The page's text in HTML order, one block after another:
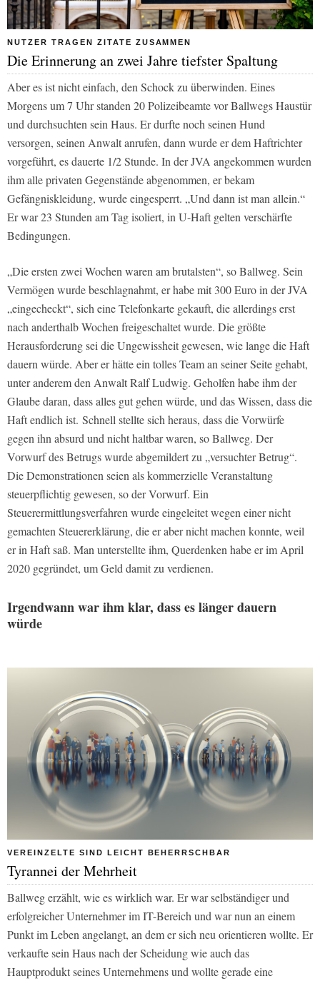
NUTZER TRAGEN ZITATE ZUSAMMEN
Die Erinnerung an zwei Jahre tiefster Spaltung
Aber es ist nicht einfach, den Schock zu überwinden. Eines
Morgens um 7 Uhr standen 20 Polizeibeamte vor Ballwegs Haustür
und durchsuchten sein Haus. Er durfte noch seinen Hund
versorgen, seinen Anwalt anrufen, dann wurde er dem Haftrichter
vorgeführt, es dauerte 1/2 Stunde. In der JVA angekommen wurden
ihm alle privaten Gegenstände abgenommen, er bekam
Gefängniskleidung, wurde eingesperrt. „Und dann ist man allein.“
Er war 23 Stunden am Tag isoliert, in U-Haft gelten verschärfte
Bedingungen.
„Die ersten zwei Wochen waren am brutalsten“, so Ballweg. Sein
Vermögen wurde beschlagnahmt, er habe mit 300 Euro in der JVA
„eingecheckt“, sich eine Telefonkarte gekauft, die allerdings erst
nach anderthalb Wochen freigeschaltet wurde. Die größte
Herausforderung sei die Ungewissheit gewesen, wie lange die Haft
dauern würde. Aber er hätte ein tolles Team an seiner Seite gehabt,
unter anderem den Anwalt Ralf Ludwig. Geholfen habe ihm der
Glaube daran, dass alles gut gehen würde, und das Wissen, dass die
Haft endlich ist. Schnell stellte sich heraus, dass die Vorwürfe
gegen ihn absurd und nicht haltbar waren, so Ballweg. Der
Vorwurf des Betrugs wurde abgemildert zu „versuchter Betrug“.
Die Demonstrationen seien als kommerzielle Veranstaltung
steuerpflichtig gewesen, so der Vorwurf. Ein
Steuerermittlungsverfahren wurde eingeleitet wegen einer nicht
gemachten Steuererklärung, die er aber nicht machen konnte, weil
er in Haft saß. Man unterstellte ihm, Querdenken habe er im April
2020 gegründet, um Geld damit zu verdienen.
Irgendwann war ihm klar, dass es länger dauern
würde
VEREINZELTE SIND LEICHT BEHERRSCHBAR
Tyrannei der Mehrheit
Ballweg erzählt, wie es wirklich war. Er war selbständiger und
erfolgreicher Unternehmer im IT-Bereich und war nun an einem
Punkt im Leben angelangt, an dem er sich neu orientieren wollte. Er
verkaufte sein Haus nach der Scheidung wie auch das
Hauptprodukt seines Unternehmens und wollte gerade eine